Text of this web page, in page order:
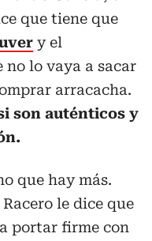
que tiene que
y el
no lo vaya a sacar
arracacha.
son auténticos y
que hay más.
le dice que
portar firme con